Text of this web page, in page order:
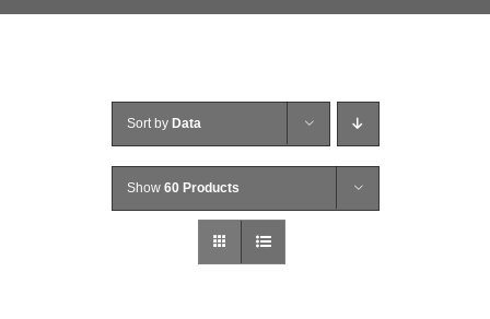
Sort by Data
Show 60 Products